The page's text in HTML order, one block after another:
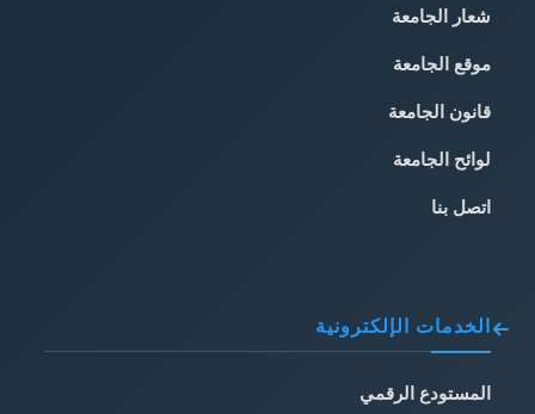
شعار الجامعة
موقع الجامعة
قانون الجامعة
لوائح الجامعة
اتصل بنا
الخدمات الإلكترونية
المستودع الرقمي